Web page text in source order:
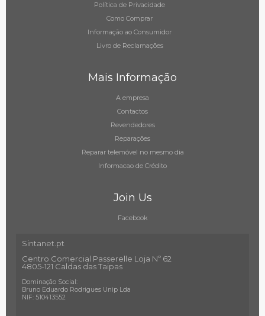
Política de Privacidade
Como Comprar
Informação ao Consumidor
Livro de Reclamações
Mais Informação
A empresa
Contactos
Revendedores
Reparações
Reparar telemóvel no mesmo dia
Informacao de Crédito
Join Us
Facebook
Sintanet.pt
Centro Comercial Passerelle Loja Nº 62
4805-121 Caldas das Taipas
Dominação Social:
Bruno Eduardo Rodrigues Unip Lda
NIF: 510413552